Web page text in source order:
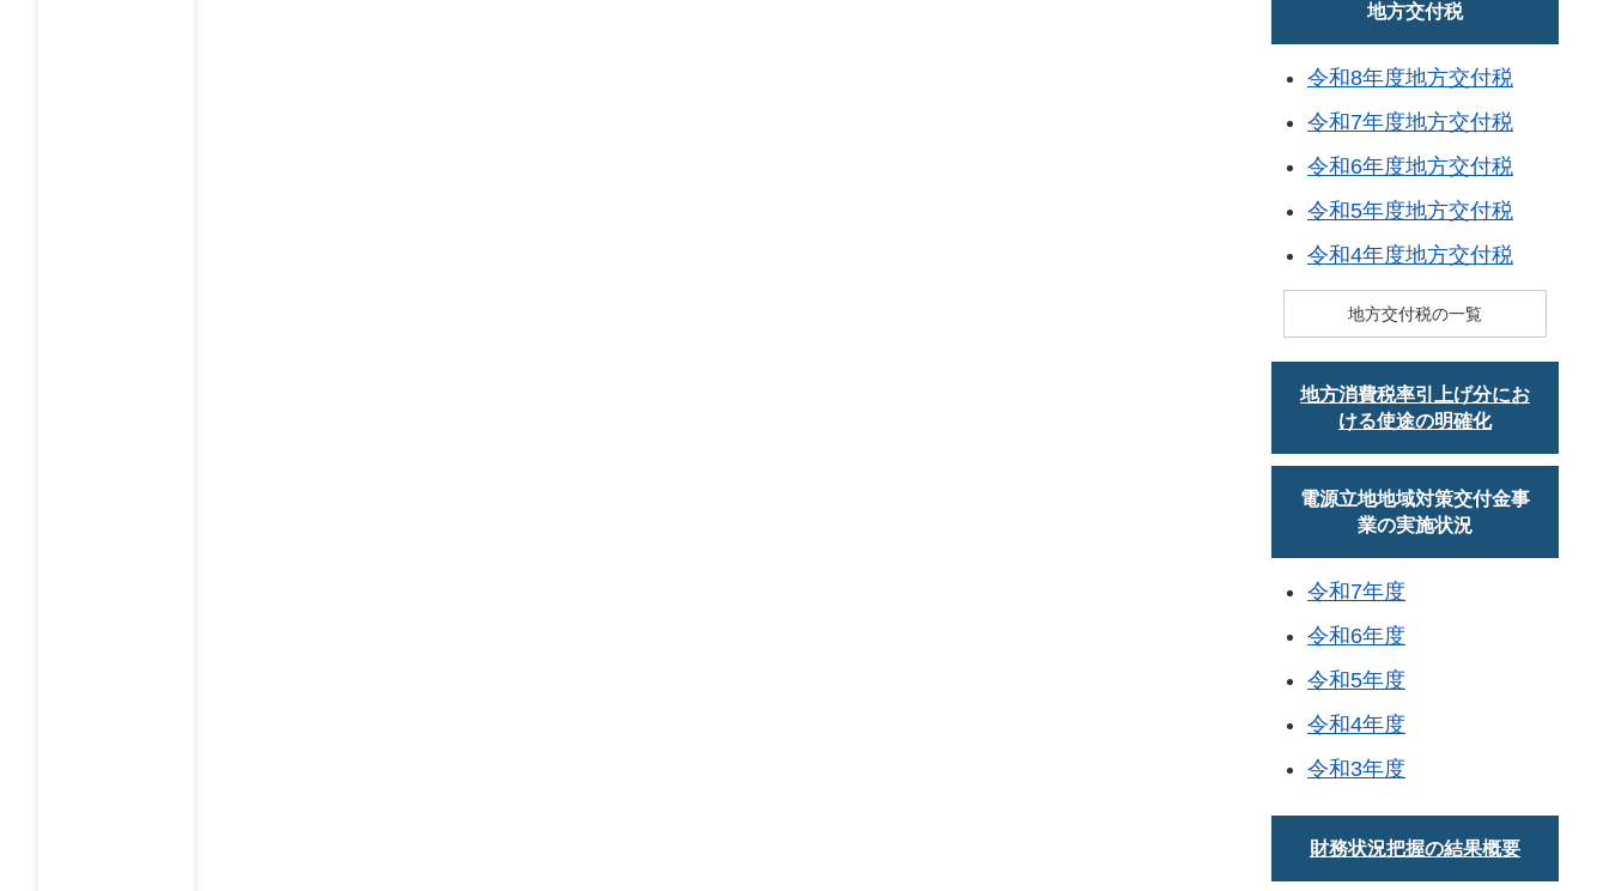
地方交付税
令和8年度地方交付税
令和7年度地方交付税
令和6年度地方交付税
令和5年度地方交付税
令和4年度地方交付税
地方交付税の一覧
地方消費税率引上げ分にお
ける使途の明確化
電源立地地域対策交付金事
業の実施状況
令和7年度
令和6年度
令和5年度
令和4年度
令和3年度
財務状況把握の結果概要